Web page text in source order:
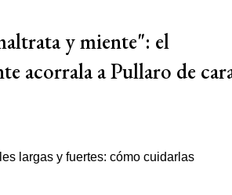
y miente": el
acorrala a Pullaro de